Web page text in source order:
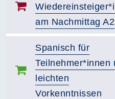
am Nachmittag A2
Spanisch für
Teilnehmer*innen
leichten
Vorkenntnissen